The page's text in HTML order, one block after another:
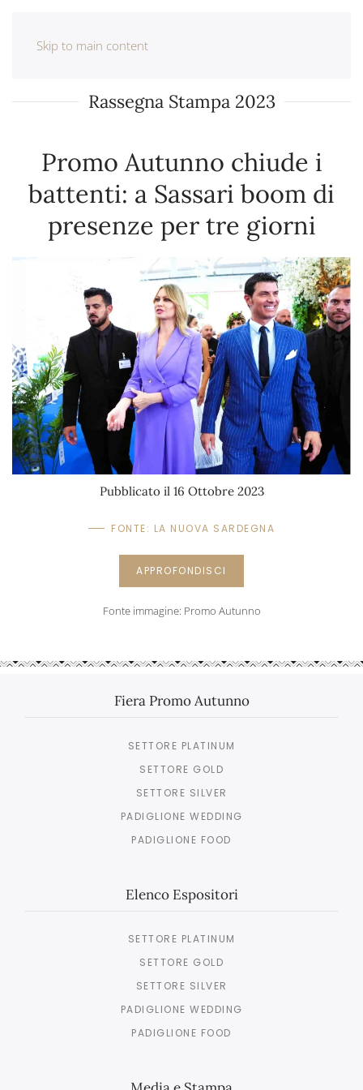
Skip to main content
Rassegna Stampa 2023
Promo Autunno chiude i
battenti: a Sassari boom di
presenze per tre giorni
Pubblicato il 16 Ottobre 2023
FONTE: LA NUOVA SARDEGNA
APPROFONDISCI
Fonte immagine: Promo Autunno
Fiera Promo Autunno
SETTORE PLATINUM
SETTORE GOLD
SETTORE SILVER
PADIGLIONE WEDDING
PADIGLIONE FOOD
Elenco Espositori
SETTORE PLATINUM
SETTORE GOLD
SETTORE SILVER
PADIGLIONE WEDDING
PADIGLIONE FOOD